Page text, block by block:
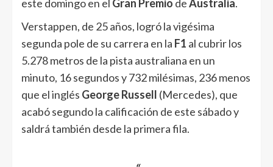
este domingo en el Gran Premio deAustralia.
Verstappen, de 25 años, logró la vigésima
segunda pole de su carrera en la F1 al cubrir los
5.278 metros de la pista australiana en un
minuto, 16 segundos y 732 milésimas, 236 menos
que el inglés George Russell (Mercedes), que
acabó segundo la calificación de este sábado y
saldrá también desde la primera fila.